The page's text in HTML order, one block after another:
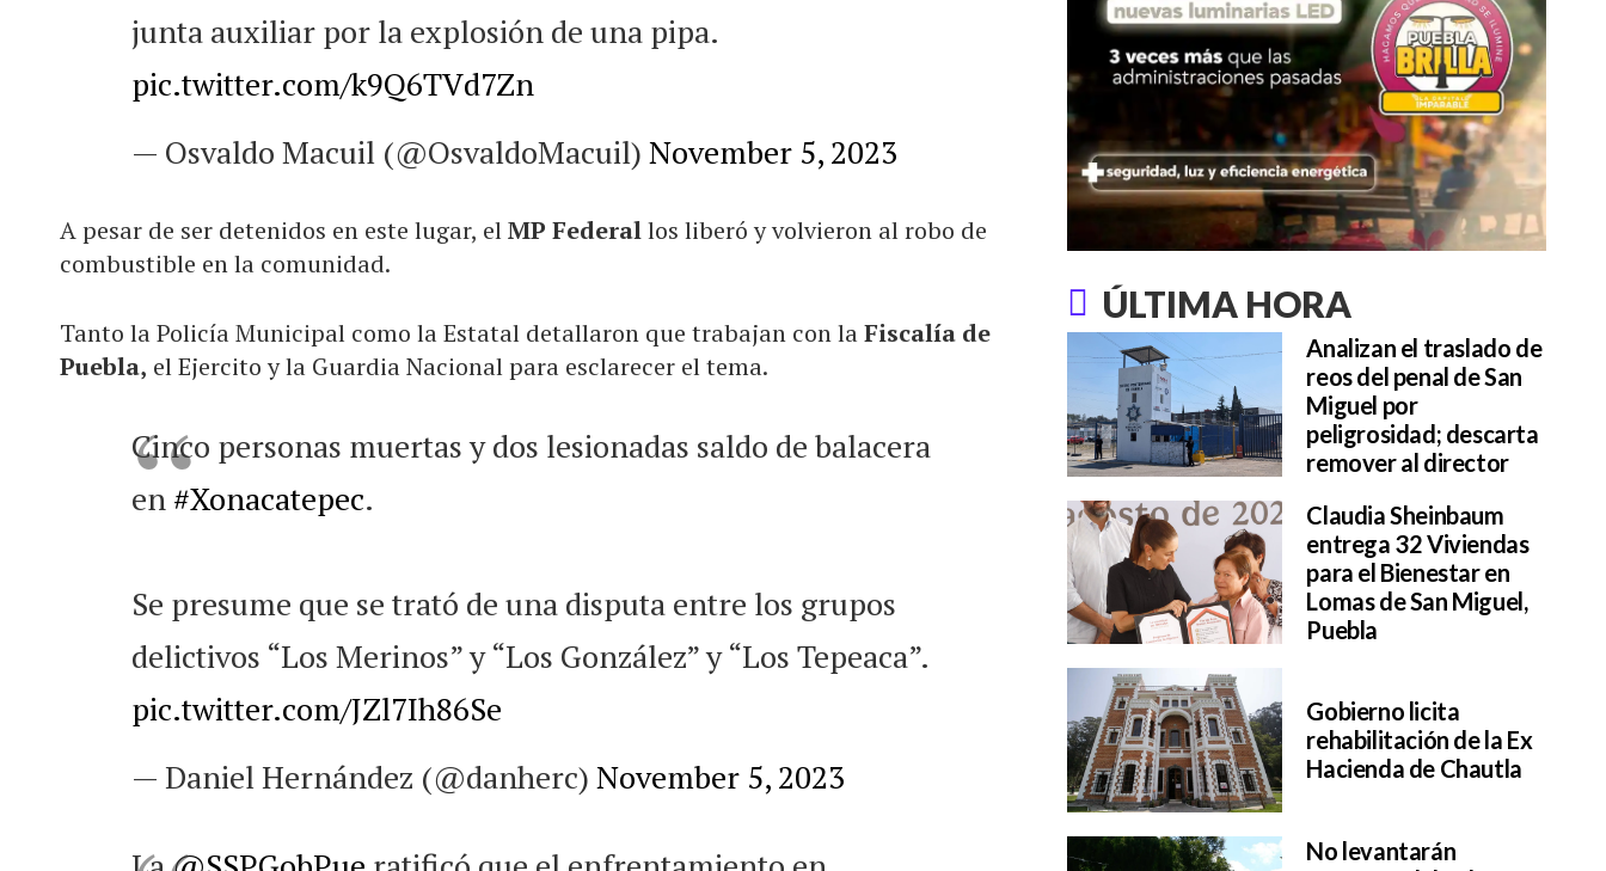
junta auxiliar por la explosión de una pipa.
pic.twitter.com/k9Q6TVd7Zn
— Osvaldo Macuil (@OsvaldoMacuil) November 5, 2023
A pesar de ser detenidos en este lugar, elMP Federallos liberó y volvieron al robo de
combustible en la comunidad.
Tanto la Policía Municipal como la Estatal detallaron que trabajan con laFiscalía de
Puebla, el Ejercito y la Guardia Nacional para esclarecer el tema.
Cinco personas muertas y dos lesionadas saldo de balacera
en #Xonacatepec.
Se presume que se trató de una disputa entre los grupos
delictivos “Los Merinos” y “Los González” y “Los Tepeaca”.
pic.twitter.com/JZl7Ih86Se
— Daniel Hernández (@danherc) November 5, 2023
ÚLTIMA HORA
Analizan el traslado de
reos del penal de San
Miguel por
peligrosidad; descarta
remover al director
Claudia Sheinbaum
entrega 32 Viviendas
para el Bienestar en
Lomas de San Miguel,
Puebla
Gobierno licita
rehabilitación de la Ex
Hacienda de Chautla
No levantarán